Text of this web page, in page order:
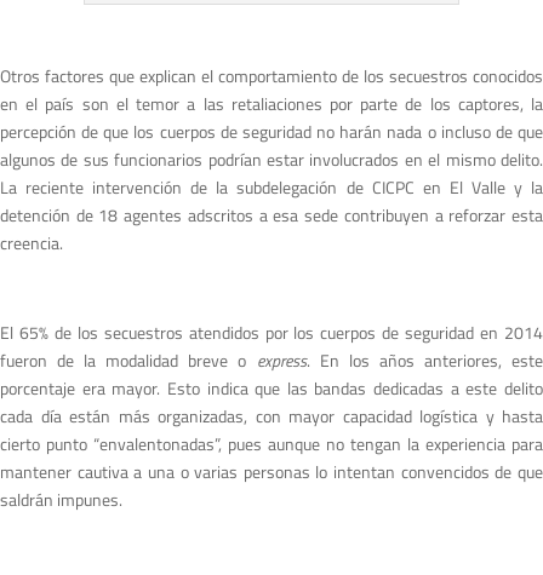
Otros factores que explican el comportamiento de los secuestros conocidos
en el país son el temor a las retaliaciones por parte de los captores, la
percepción de que los cuerpos de seguridad no harán nada o incluso de que
algunos de sus funcionarios podrían estar involucrados en el mismo delito.
La reciente intervención de la subdelegación de CICPC en El Valle y la
detención de 18 agentes adscritos a esa sede contribuyen a reforzar esta
creencia.
El 65% de los secuestros atendidos por los cuerpos de seguridad en 2014
fueron de la modalidad breve o express. En los años anteriores, este
porcentaje era mayor. Esto indica que las bandas dedicadas a este delito
cada día están más organizadas, con mayor capacidad logística y hasta
cierto punto “envalentonadas”, pues aunque no tengan la experiencia para
mantener cautiva a una o varias personas lo intentan convencidos de que
saldrán impunes.